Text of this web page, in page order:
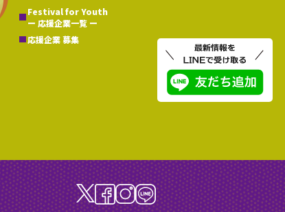
Festival for Youth
ー 応援企業一覧 ー
応援企業 募集